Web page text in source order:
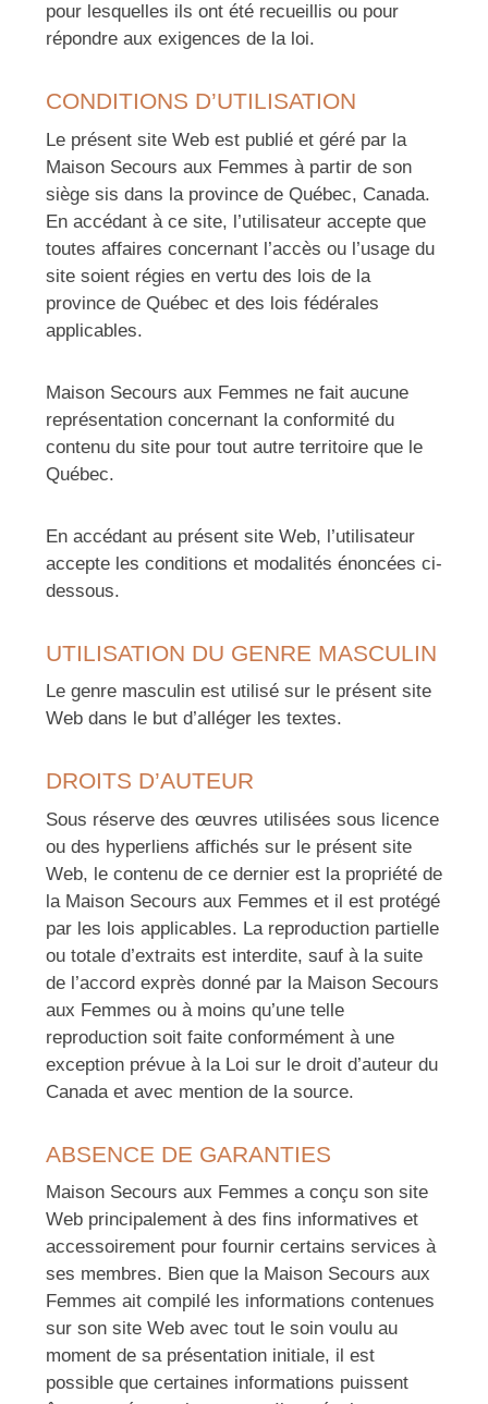
pour lesquelles ils ont été recueillis ou pour
répondre aux exigences de la loi.
CONDITIONS D’UTILISATION
Le présent site Web est publié et géré par la
Maison Secours aux Femmes à partir de son
siège sis dans la province de Québec, Canada.
En accédant à ce site, l’utilisateur accepte que
toutes affaires concernant l’accès ou l’usage du
site soient régies en vertu des lois de la
province de Québec et des lois fédérales
applicables.
Maison Secours aux Femmes ne fait aucune
représentation concernant la conformité du
contenu du site pour tout autre territoire que le
Québec.
En accédant au présent site Web, l’utilisateur
accepte les conditions et modalités énoncées ci-
dessous.
UTILISATION DU GENRE MASCULIN
Le genre masculin est utilisé sur le présent site
Web dans le but d’alléger les textes.
DROITS D’AUTEUR
Sous réserve des œuvres utilisées sous licence
ou des hyperliens affichés sur le présent site
Web, le contenu de ce dernier est la propriété de
la Maison Secours aux Femmes et il est protégé
par les lois applicables. La reproduction partielle
ou totale d’extraits est interdite, sauf à la suite
de l’accord exprès donné par la Maison Secours
aux Femmes ou à moins qu’une telle
reproduction soit faite conformément à une
exception prévue à la Loi sur le droit d’auteur du
Canada et avec mention de la source.
ABSENCE DE GARANTIES
Maison Secours aux Femmes a conçu son site
Web principalement à des fins informatives et
accessoirement pour fournir certains services à
ses membres. Bien que la Maison Secours aux
Femmes ait compilé les informations contenues
sur son site Web avec tout le soin voulu au
moment de sa présentation initiale, il est
possible que certaines informations puissent